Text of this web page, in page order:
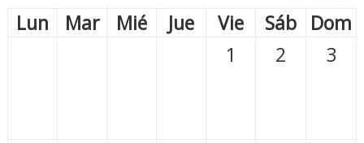
Lun
Mar Mié Jue Vie Sáb Dom
1
2 3